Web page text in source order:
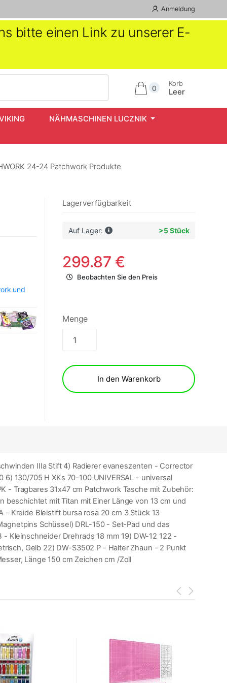
Anmeldung
bitte einen Link zu unserer E-
0
Korb
Leer
NÄHMASCHINEN LUCZNIK
24-24 Patchwork Produkte
und
Lagerverfügbarkeit
Auf Lager: >5 Stück
299.87 €
Beobachten Sie den Preis
Menge
In den Warenkorb
IIIa Stift 4) Radierer evaneszenten - Corrector
130/705 H XKs 70-100 UNIVERSAL - universal
- Tragbares 31x47 cm Patchwork Tasche mit Zubehör:
beschichtet mit Titan mit Einer Länge von 13 cm und
- Kreide Bleistift bursa rosa 20 cm 3 Stück 13
Schüssel) DRL-150 - Set-Pad und das
Kleinschneider Drehrads 18 mm 19) DW-12 122 -
Gelb 22) DW-S3502 P - Halter Zhaun - 2 Punkt
Länge 150 cm Zeichen cm /Zoll